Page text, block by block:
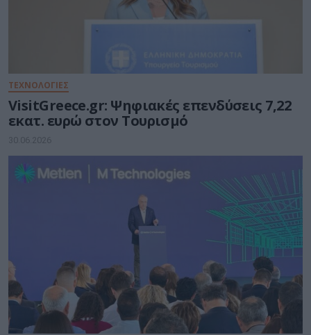
ΤΕΧΝΟΛΟΓΙΕΣ
VisitGreece.gr: Ψηφιακές επενδύσεις 7,22
εκατ. ευρώ στον Τουρισμό
30.06.2026